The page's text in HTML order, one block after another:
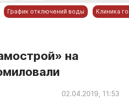
График отключений воды Клиника
на
02.04.2019, 11:53